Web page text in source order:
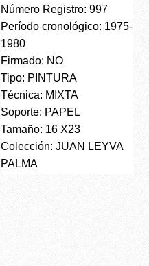
Número Registro: 997
Período cronológico: 1975-
1980
Firmado: NO
Tipo: PINTURA
Técnica: MIXTA
Soporte: PAPEL
Tamaño: 16 X23
Colección: JUAN LEYVA
PALMA